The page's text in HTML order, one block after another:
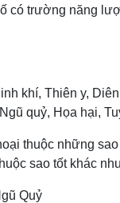
có trường năng
khí, Thiên y,
quỷ, Họa hại,
thuộc những
sao tốt khác
Quỷ